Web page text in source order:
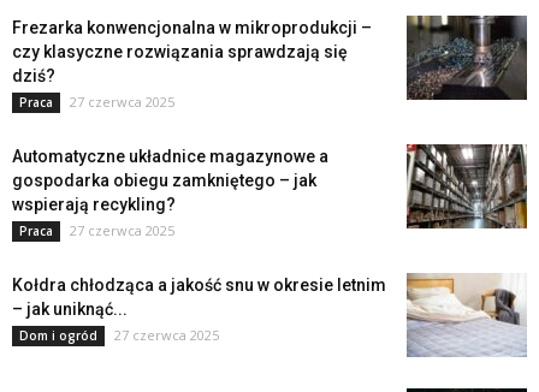
Frezarka konwencjonalna w mikroprodukcji –
czy klasyczne rozwiązania sprawdzają się
dziś?
Praca 27 czerwca 2025
Automatyczne układnice magazynowe a
gospodarka obiegu zamkniętego – jak
wspierają recykling?
Praca 27 czerwca 2025
Kołdra chłodząca a jakość snu w okresie letnim
– jak uniknąć...
Dom i ogród 27 czerwca 2025